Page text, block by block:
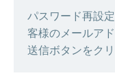
パスワード再設
客様のメールア
送信ボタンをク